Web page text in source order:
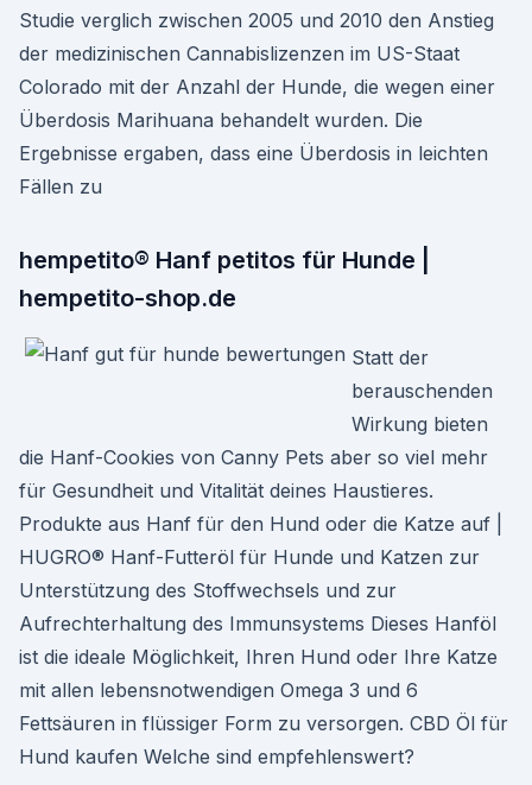
Studie verglich zwischen 2005 und 2010 den Anstieg
der medizinischen Cannabislizenzen im US-Staat
Colorado mit der Anzahl der Hunde, die wegen einer
Überdosis Marihuana behandelt wurden. Die
Ergebnisse ergaben, dass eine Überdosis in leichten
Fällen zu
hempetito® Hanf petitos für Hunde |
hempetito-shop.de
Statt der
berauschenden
Wirkung bieten
die Hanf-Cookies von Canny Pets aber so viel mehr
für Gesundheit und Vitalität deines Haustieres.
Produkte aus Hanf für den Hund oder die Katze auf |
HUGRO® Hanf-Futteröl für Hunde und Katzen zur
Unterstützung des Stoffwechsels und zur
Aufrechterhaltung des Immunsystems Dieses Hanföl
ist die ideale Möglichkeit, Ihren Hund oder Ihre Katze
mit allen lebensnotwendigen Omega 3 und 6
Fettsäuren in flüssiger Form zu versorgen. CBD Öl für
Hund kaufen Welche sind empfehlenswert?